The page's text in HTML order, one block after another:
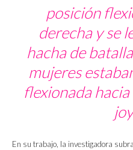
posición
derecha y se
hacha de
mujeres
flexionada
En su trabajo, la investigadora